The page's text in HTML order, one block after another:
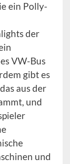
ein Polly-
der
VW-Bus
gibt es
aus der
und
und